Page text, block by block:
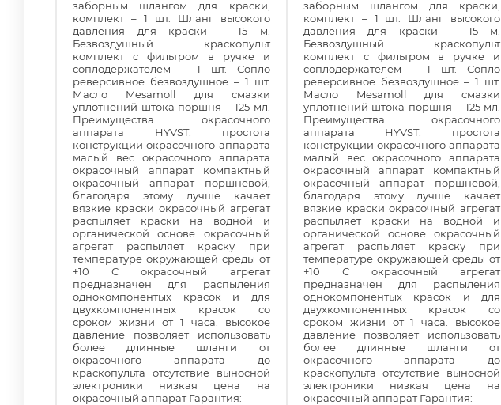
заборным шлангом для краски,
комплект – 1 шт. Шланг высокого
давления для краски – 15 м.
Безвоздушный краскопульт
комплект с фильтром в ручке и
соплодержателем – 1 шт. Сопло
реверсивное безвоздушное – 1 шт.
Масло Mesamoll для смазки
уплотнений штока поршня – 125 мл.
Преимущества окрасочного
аппарата HYVST: простота
конструкции окрасочного аппарата
малый вес окрасочного аппарата
окрасочный аппарат компактный
окрасочный аппарат поршневой,
благодаря этому лучше качает
вязкие краски окрасочный агрегат
распыляет краски на водной и
органической основе окрасочный
агрегат распыляет краску при
температуре окружающей среды от
+10 С окрасочный агрегат
предназначен для распыления
однокомпонентых красок и для
двухкомпонентных красок со
сроком жизни от 1 часа. высокое
давление позволяет использовать
более длинные шланги от
окрасочного аппарата до
краскопульта отсутствие выносной
электроники низкая цена на
окрасочный аппарат Гарантия:
заборным шлангом для краски,
комплект – 1 шт. Шланг высокого
давления для краски – 15 м.
Безвоздушный краскопульт
комплект с фильтром в ручке и
соплодержателем – 1 шт. Сопло
реверсивное безвоздушное – 1 шт.
Масло Mesamoll для смазки
уплотнений штока поршня – 125 мл.
Преимущества окрасочного
аппарата HYVST: простота
конструкции окрасочного аппарата
малый вес окрасочного аппарата
окрасочный аппарат компактный
окрасочный аппарат поршневой,
благодаря этому лучше качает
вязкие краски окрасочный агрегат
распыляет краски на водной и
органической основе окрасочный
агрегат распыляет краску при
температуре окружающей среды от
+10 С окрасочный агрегат
предназначен для распыления
однокомпонентых красок и для
двухкомпонентных красок со
сроком жизни от 1 часа. высокое
давление позволяет использовать
более длинные шланги от
окрасочного аппарата до
краскопульта отсутствие выносной
электроники низкая цена на
окрасочный аппарат Гарантия: